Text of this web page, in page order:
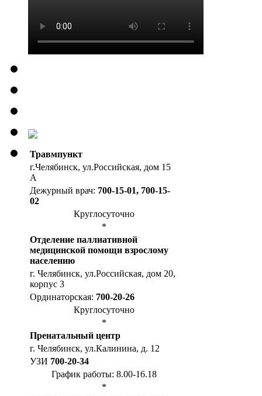
Травмпункт
г.Челябинск, ул.Российская, дом 15
А
Дежурный врач: 700-15-01, 700-15-
02
Круглосуточно
*
Отделение паллиативной
медицинской помощи взрослому
населению
г. Челябинск, ул.Российская, дом 20,
корпус 3
Ординаторская: 700-20-26
Круглосуточно
*
Пренатальный центр
г. Челябинск, ул.Калинина, д. 12
УЗИ 700-20-34
График работы: 8.00-16.18
*